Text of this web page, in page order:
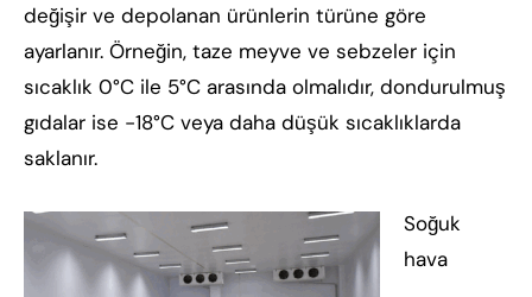
değişir ve depolanan ürünlerin türüne göre
ayarlanır. Örneğin, taze meyve ve sebzeler için
sıcaklık 0°C ile 5°C arasında olmalıdır, dondurulmuş
gıdalar ise -18°C veya daha düşük sıcaklıklarda
saklanır.
Soğuk
hava